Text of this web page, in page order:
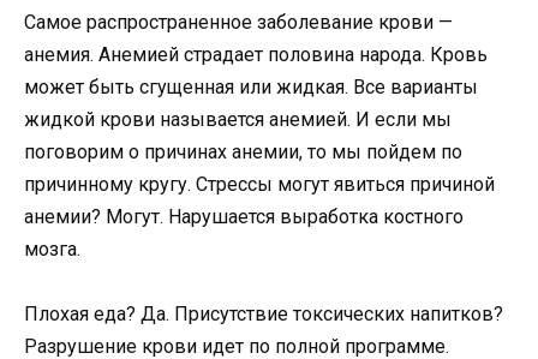
Самое распространенное заболевание крови —
анемия. Анемией страдает половина народа. Кровь
может быть сгущенная или жидкая. Все варианты
жидкой крови называется анемией. И если мы
поговорим о причинах анемии, то мы пойдем по
причинному кругу. Стрессы могут явиться причиной
анемии? Могут. Нарушается выработка костного
мозга.
Плохая еда? Да. Присутствие токсических напитков?
Разрушение крови идет по полной программе.